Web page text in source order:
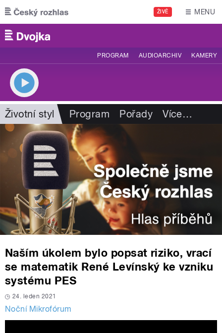
Přejít k hlavnímu obsahu
ŽIVĚ MENU
PROGRAM AUDIOARCHIV KAMERY
Životní styl Program Pořady Více…
Naším úkolem bylo popsat riziko, vrací
se matematik René Levínský ke vzniku
systému PES
24. leden 2021
Noční Mikrofórum